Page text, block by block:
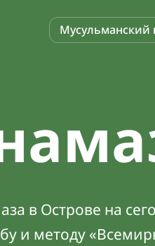
Мусульманский
в Острове на
и методу